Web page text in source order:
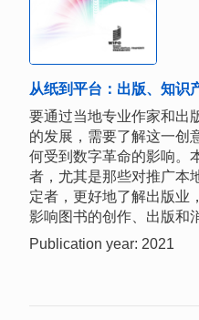
从纸到平台：出版、知识
要通过当地专业作家和出
的发展，需要了解这一创
何受到数字革命的影响。
者，尤其是那些对推广本
定者，更好地了解出版业
影响图书的创作、出版和
Publication year: 2021